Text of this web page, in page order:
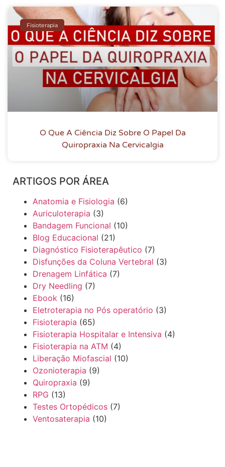
Fisioterapia
O Que A Ciência Diz Sobre O Papel Da
Quiropraxia Na Cervicalgia
ARTIGOS POR ÁREA
Anatomia e Fisiologia (6)
Auriculoterapia (3)
Bandagem Funcional (10)
Blog Educacional (21)
Diagnóstico Fisioterapêutico (7)
Disfunções da Coluna Vertebral (3)
Drenagem Linfática (7)
Dry Needling (7)
Ebook (16)
Eletroterapia no Pós operatório (3)
Fisioterapia (65)
Fisioterapia Hospitalar e Intensiva (4)
Fisioterapia na ATM (4)
Liberação Miofascial (10)
Ozonioterapia (9)
Quiropraxia (9)
RPG (13)
Testes Ortopédicos (7)
Ventosaterapia (10)